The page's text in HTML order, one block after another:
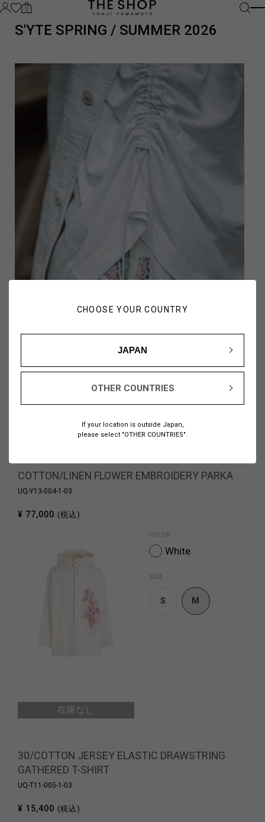
CHOOSE YOUR COUNTRY
JAPAN
OTHER COUNTRIES
If your location is outside Japan,
please select "OTHER COUNTRIES".
0
S'YTE SPRING / SUMMER 2026
11
在庫なし
COTTON/LINEN FLOWER EMBROIDERY PARKA
UQ-Y13-004-1-03
¥ 77,000 (税込)
COLOR
White
SIZE
S M
30/COTTON JERSEY ELASTIC DRAWSTRING
GATHERED T-SHIRT
UQ-T11-005-1-03
¥ 15,400 (税込)